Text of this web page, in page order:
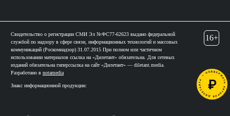
Свидетельство о регистрации СМИ Эл №ФС77-62623 выдано федеральной
службой по надзору в сфере связи, информационных технологий и массовых
коммуникаций (Роскомнадзор) 31.07.2015 При полном или частичном
использовании материалов ссылка на «Дилетант» обязательна. Для сетевых
изданий обязательна гиперссылка на сайт «Дилетант» — diletant.media.
Разработано в notamedia
Знакс информационной продукции:
16+